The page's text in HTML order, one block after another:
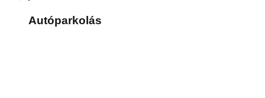
Autóparkolás